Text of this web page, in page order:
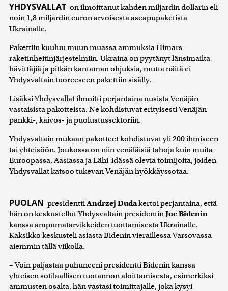
YHDYSVALLAT on ilmoittanut kahden miljardin dollarin eli
noin 1,8 miljardin euron arvoisesta aseapupaketista
Ukrainalle.
Pakettiin kuuluu muun muassa ammuksia Himars-
raketinheitinjärjestelmiin. Ukraina on pyytänyt länsimailta
hävittäjiä ja pitkän kantaman ohjuksia, mutta näitä ei
Yhdysvaltain tuoreeseen pakettiin sisälly.
Lisäksi Yhdysvallat ilmoitti perjantaina uusista Venäjän
vastaisista pakotteista. Ne kohdistuvat erityisesti Venäjän
pankki-, kaivos- ja puolustussektoriin.
Yhdysvaltain mukaan pakotteet kohdistuvat yli 200 ihmiseen
tai yhteisöön. Joukossa on niin venäläisiä tahoja kuin muita
Euroopassa, Aasiassa ja Lähi-idässä olevia toimijoita, joiden
Yhdysvallat katsoo tukevan Venäjän hyökkäyssotaa.
PUOLAN presidenttiAndrzej Dudakertoi perjantaina, että
hän on keskustellut Yhdysvaltain presidentinJoe Bidenin
kanssa ampumatarvikkeiden tuottamisesta Ukrainalle.
Kaksikko keskusteli asiasta Bidenin vieraillessa Varsovassa
aiemmin tällä viikolla.
– Voin paljastaa puhuneeni presidentti Bidenin kanssa
yhteisen sotilaallisen tuotannon aloittamisesta, esimerkiksi
ammusten osalta, hän vastasi toimittajalle, joka kysyi